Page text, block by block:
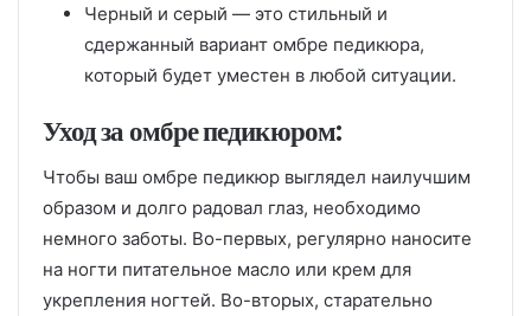
Черный и серый — это стильный и
сдержанный вариант омбре педикюра,
который будет уместен в любой ситуации.
Уход за омбре педикюром:
Чтобы ваш омбре педикюр выглядел наилучшим
образом и долго радовал глаз, необходимо
немного заботы. Во-первых, регулярно наносите
на ногти питательное масло или крем для
укрепления ногтей. Во-вторых, старательно